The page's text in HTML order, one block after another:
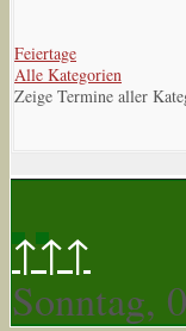
Feiertage
Alle Kategorien
Zeige Termine aller
↑↑↑
Sonntag,